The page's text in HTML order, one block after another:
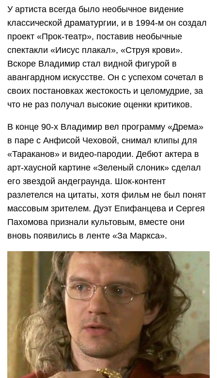
У артиста всегда было необычное видение
классической драматургии, и в 1994-м он создал
проект «Прок-театр», поставив необычные
спектакли «Иисус плакал», «Струя крови».
Вскоре Владимир стал видной фигурой в
авангардном искусстве. Он с успехом сочетал в
своих постановках жестокость и целомудрие, за
что не раз получал высокие оценки критиков.
В конце 90-х Владимир вел программу «Дрема»
в паре с Анфисой Чеховой, снимал клипы для
«Тараканов» и видео-пародии. Дебют актера в
арт-хаусной картине «Зеленый слоник» сделал
его звездой андеграунда. Шок-контент
разлетелся на цитаты, хотя фильм не был понят
массовым зрителем. Дуэт Епифанцева и Сергея
Пахомова признали культовым, вместе они
вновь появились в ленте «За Маркса».